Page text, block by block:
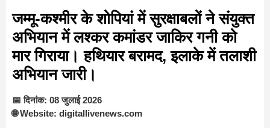
जम्मू-कश्मीर के शोपियां में सुरक्षाबलों ने संयुक्त
अभियान में लश्कर कमांडर जाकिर गनी को
मार गिराया। हथियार बरामद, इलाके में तलाशी
अभियान जारी।
📅 दिनांक: 08 जुलाई 2026
🌐 Website: digitallivenews.com